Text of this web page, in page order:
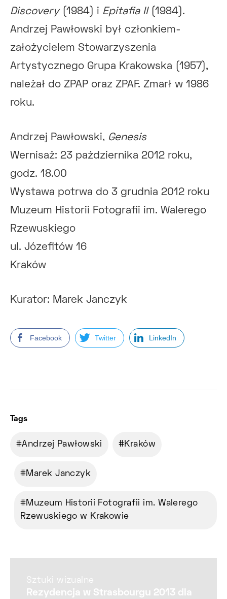
Discovery(1984) i Epitafia II(1984).
Andrzej Pawłowski był członkiem-
założycielem Stowarzyszenia
Artystycznego Grupa Krakowska (1957),
należał do ZPAP oraz ZPAF. Zmarł w 1986
roku.
Andrzej Pawłowski, Genesis
Wernisaż: 23 października 2012 roku,
godz. 18.00
Wystawa potrwa do 3 grudnia 2012 roku
Muzeum Historii Fotografii im. Walerego
Rzewuskiego
ul. Józefitów 16
Kraków
Kurator: Marek Janczyk
Facebook Twitter LinkedIn
Tags
Andrzej Pawłowski Kraków
Marek Janczyk
Muzeum Historii Fotografii im. Walerego
Rzewuskiego w Krakowie
Sztuki wizualne
Rezydencja w Strasbourgu 2013 dla